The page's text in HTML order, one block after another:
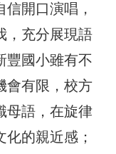
開口演唱，
，充分展現語
豐國小雖有不
會有限，校方
母語，在旋律
的親近感；